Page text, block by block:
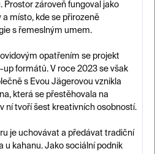
zároveň fungoval jako
místo, kde se přirozeně
s řemeslným umem.
opatřením se projekt
formátů. V roce 2023 se však
s Evou Jägerovou vznikla
která se přestěhovala na
ní tvoří šest kreativních osobností.
je uchovávat a předávat tradiční
u kahanu. Jako sociální podnik